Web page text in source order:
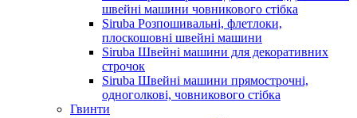
швейні машини човникового стібка
Siruba Розпошивальні, флетлоки,
плоскошовні швейні машини
Siruba Швейні машини для декоративних
строчок
Siruba Швейні машини прямострочні,
одноголкові, човникового стібка
Гвинти